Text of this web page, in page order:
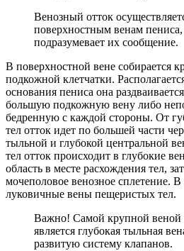
Венозный отток
поверхностным венам пениса,
подразумевает их сообщение.
В поверхностной вене собирается
подкожной клетчатки.
основания пениса она
большую подкожную вену либо
бедренную с каждой стороны. От
тел отток идет по большей части
тыльной и глубокой центральной
тел отток происходит в глубокие
область в месте расхождения тел,
мочеполовое венозное сплетение.
луковичные вены пещеристых тел.
Важно! Самой крупной веной
является глубокая тыльная
развитую систему клапанов.